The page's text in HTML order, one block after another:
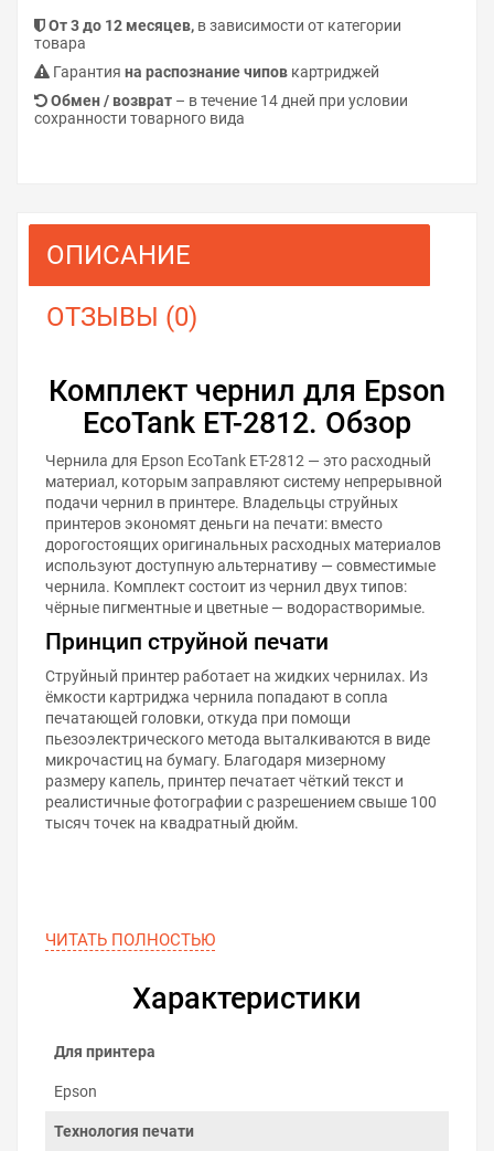
От 3 до 12 месяцев, в зависимости от категории
товара
Гарантия на распознание чипов картриджей
Обмен / возврат – в течение 14 дней при условии
сохранности товарного вида
ОПИСАНИЕ
ОТЗЫВЫ (0)
Комплект чернил для Epson
EcoTank ET-2812. Обзор
Чернила для Epson EcoTank ET-2812 — это расходный
материал, которым заправляют систему непрерывной
подачи чернил в принтере. Владельцы струйных
принтеров экономят деньги на печати: вместо
дорогостоящих оригинальных расходных материалов
используют доступную альтернативу — совместимые
чернила. Комплект состоит из чернил двух типов:
чёрные пигментные и цветные — водорастворимые.
Принцип струйной печати
Струйный принтер работает на жидких чернилах. Из
ёмкости картриджа чернила попадают в сопла
печатающей головки, откуда при помощи
пьезоэлектрического метода выталкиваются в виде
микрочастиц на бумагу. Благодаря мизерному
размеру капель, принтер печатает чёткий текст и
реалистичные фотографии с разрешением свыше 100
тысяч точек на квадратный дюйм.
ЧИТАТЬ ПОЛНОСТЬЮ
Характеристики
Для принтера
Epson
Технология печати